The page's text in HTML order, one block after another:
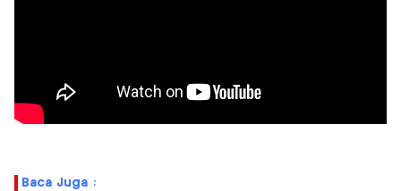
Baca Juga :